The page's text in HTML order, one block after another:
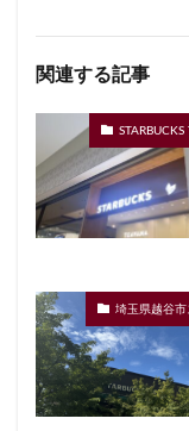
関連する記事
埼玉県越谷市